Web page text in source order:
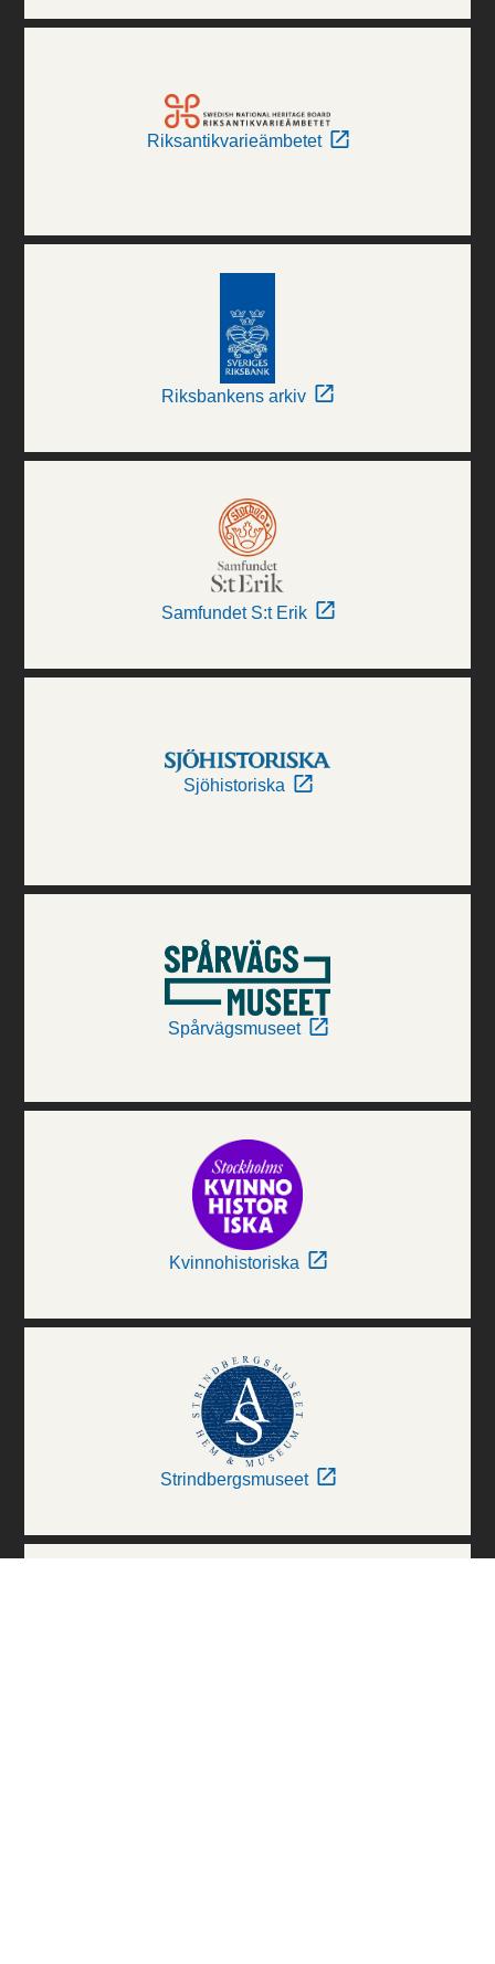
Riksantikvarieämbetet
Riksbankens arkiv
Samfundet S:t Erik
Sjöhistoriska
Spårvägsmuseet
Kvinnohistoriska
Strindbergsmuseet